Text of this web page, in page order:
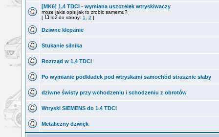
[MK6] 1,4 TDCI - wymiana uszczelek wtryskiwaczy
moze jakis opis jak to zrobic samemu?
[
Idź do strony: 1 2 ]
Dziwne klepanie
Stukanie silnika
Rozrząd w 1,4 TDCi
Po wymianie podkładek pod wtryskami samochód strasznie słaby
dziwne świsty przy wchodzeniu i schodzeniu z obrotów
Wtryski SIEMENS do 1.4 TDCi
Metaliczny dzwięk